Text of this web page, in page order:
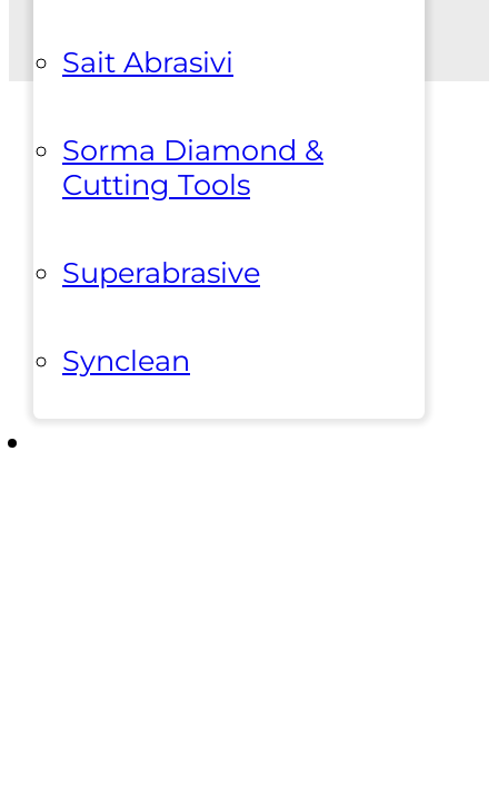
Sait Abrasivi
Sorma Diamond &
Cutting Tools
Superabrasive
Synclean